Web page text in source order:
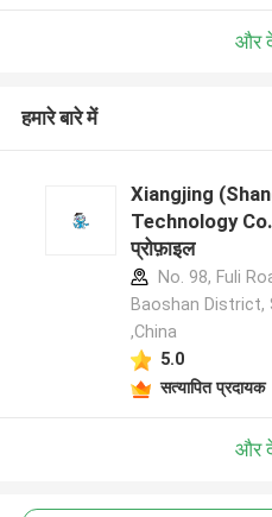
और
हमारे बारे में
Xiangjing
Technology Co.,
प्रोफ़ाइल
No. 98, Fuli
Baoshan District,
,China
5.0
सत्यापित प्रदायक
और